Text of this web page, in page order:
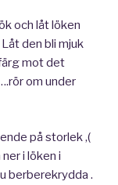
och låt löken
den bli mjuk
mot det
om under
på storlek ,(
i löken i
berberekrydda .